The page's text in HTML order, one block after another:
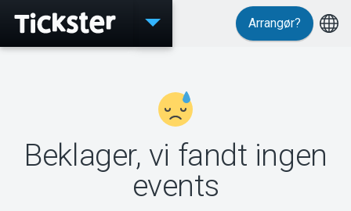
Events
MyTickster
Arrangør?
Beklager, vi fandt ingen
events